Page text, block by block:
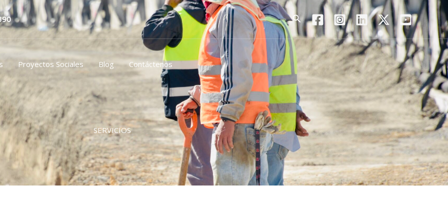
Search
Proyectos Sociales Blog Contáctenos
SERVICIOS
Search